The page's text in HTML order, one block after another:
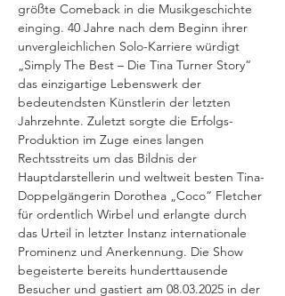
größte Comeback in die Musikgeschichte
einging. 40 Jahre nach dem Beginn ihrer
unvergleichlichen Solo-Karriere würdigt
„Simply The Best – Die Tina Turner Story“
das einzigartige Lebenswerk der
bedeutendsten Künstlerin der letzten
Jahrzehnte. Zuletzt sorgte die Erfolgs-
Produktion im Zuge eines langen
Rechtsstreits um das Bildnis der
Hauptdarstellerin und weltweit besten Tina-
Doppelgängerin Dorothea „Coco“ Fletcher
für ordentlich Wirbel und erlangte durch
das Urteil in letzter Instanz internationale
Prominenz und Anerkennung. Die Show
begeisterte bereits hunderttausende
Besucher und gastiert am 08.03.2025 in der